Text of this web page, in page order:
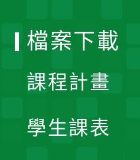
檔案下載
課程計畫
學生課表